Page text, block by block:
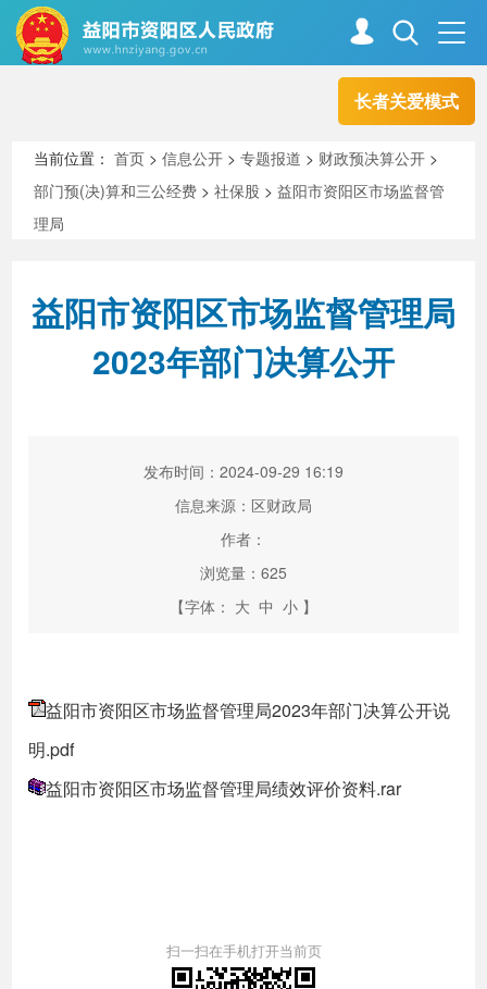
长者关爱模式
走进资阳
新闻中心 解读回应
互动交流
高效办成一件事
当前位置：首页 >信息公开 >专题报道 > 财政预决算公开 >
部门预(决)算和三公经费 >社保股 >益阳市资阳区市场监督管
理局
益阳市资阳区市场监督管理局
2023年部门决算公开
发布时间：2024-09-29 16:19
信息来源：区财政局
作者：
浏览量： 625
【字体： 大 中 小 】
益阳市资阳区市场监督管理局2023年部门决算公开说
明.pdf
益阳市资阳区市场监督管理局绩效评价资料.rar
扫一扫在手机打开当前页